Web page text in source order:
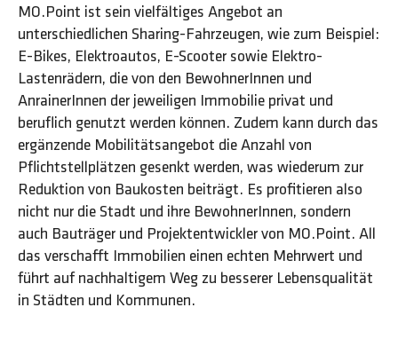
MO.Point ist sein vielfältiges Angebot an
unterschiedlichen Sharing-Fahrzeugen, wie zum Beispiel:
E-Bikes, Elektroautos, E-Scooter sowie Elektro-
Lastenrädern, die von den BewohnerInnen und
AnrainerInnen der jeweiligen Immobilie privat und
beruflich genutzt werden können. Zudem kann durch das
ergänzende Mobilitätsangebot die Anzahl von
Pflichtstellplätzen gesenkt werden, was wiederum zur
Reduktion von Baukosten beiträgt. Es profitieren also
nicht nur die Stadt und ihre BewohnerInnen, sondern
auch Bauträger und Projektentwickler von MO.Point. All
das verschafft Immobilien einen echten Mehrwert und
führt auf nachhaltigem Weg zu besserer Lebensqualität
in Städten und Kommunen.